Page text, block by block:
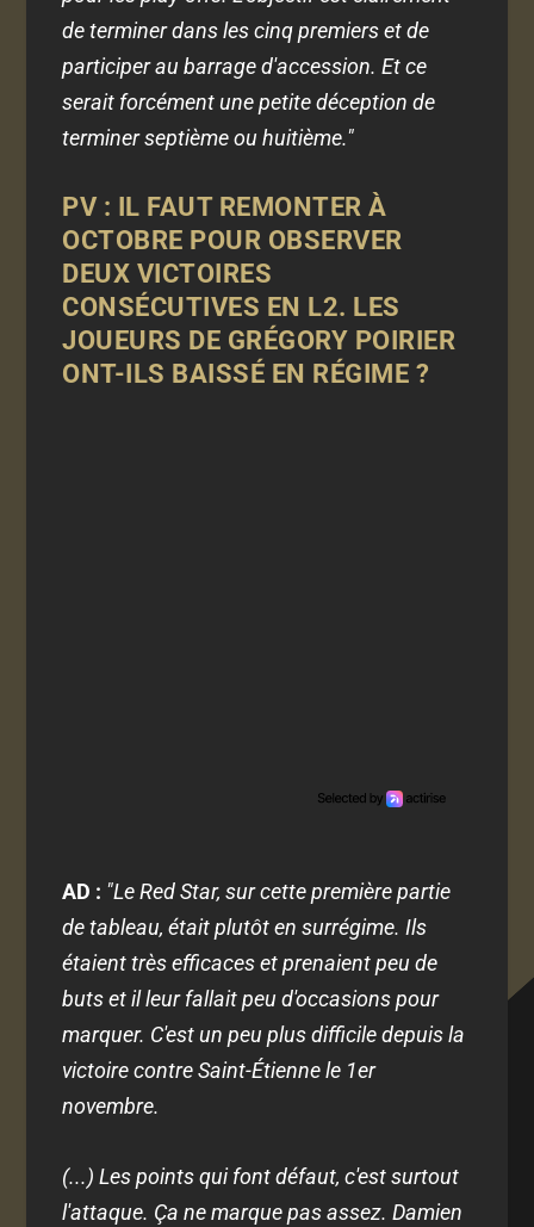
de terminer dans les cinq premiers et de
participer au barrage d'accession. Et ce
serait forcément une petite déception de
terminer septième ou huitième."
PV : IL FAUT REMONTER À
OCTOBRE POUR OBSERVER
DEUX VICTOIRES
CONSÉCUTIVES EN L2. LES
JOUEURS DE GRÉGORY POIRIER
ONT-ILS BAISSÉ EN RÉGIME ?
AD : "Le Red Star, sur cette première partie
de tableau, était plutôt en surrégime. Ils
étaient très efficaces et prenaient peu de
buts et il leur fallait peu d'occasions pour
marquer. C'est un peu plus difficile depuis la
victoire contre Saint-Étienne le 1er
novembre.
(...) Les points qui font défaut, c'est surtout
l'attaque. Ça ne marque pas assez. Damien